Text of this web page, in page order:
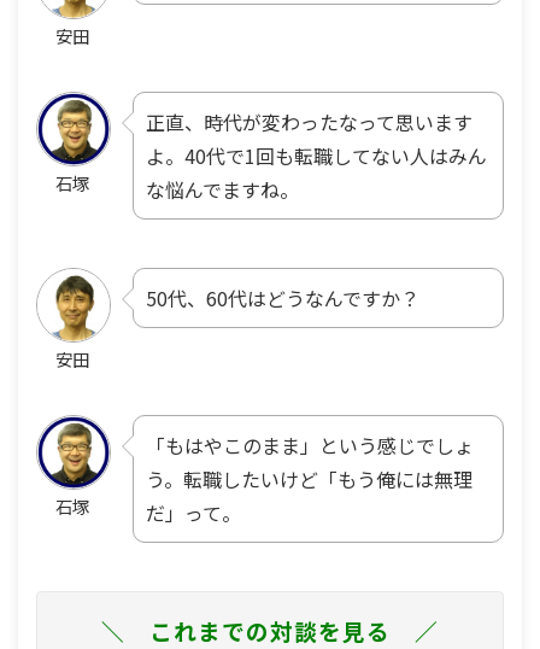
安田
石塚
正直、時代が変わったなって思います
よ。40代で1回も転職してない人はみん
な悩んでますね。
安田
50代、60代はどうなんですか？
石塚
「もはやこのまま」という感じでしょ
う。転職したいけど「もう俺には無理
だ」って。
＼ これまでの対談を見る ／